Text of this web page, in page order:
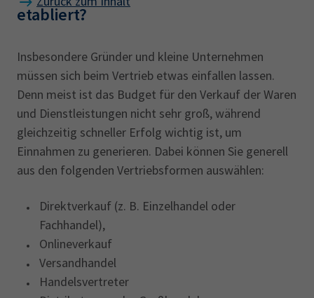
etabliert?
Insbesondere Gründer und kleine Unternehmen
müssen sich beim Vertrieb etwas einfallen lassen.
Denn meist ist das Budget für den Verkauf der Waren
und Dienstleistungen nicht sehr groß, während
gleichzeitig schneller Erfolg wichtig ist, um
Einnahmen zu generieren. Dabei können Sie generell
aus den folgenden Vertriebsformen auswählen:
Direktverkauf (z. B. Einzelhandel oder
Fachhandel),
Onlineverkauf
Versandhandel
Handelsvertreter